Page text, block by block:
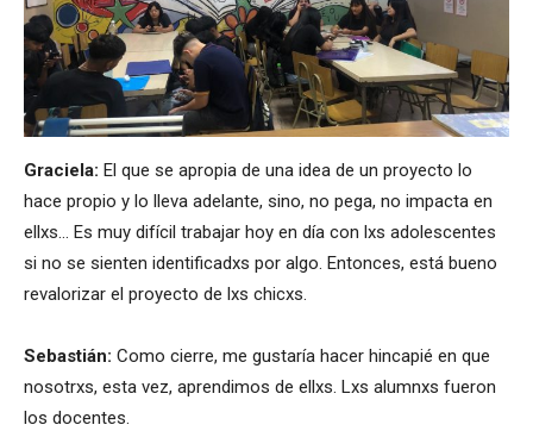
Graciela: El que se apropia de una idea de un proyecto lo
hace propio y lo lleva adelante, sino, no pega, no impacta en
ellxs… Es muy difícil trabajar hoy en día con lxs adolescentes
si no se sienten identificadxs por algo. Entonces, está bueno
revalorizar el proyecto de lxs chicxs.
Sebastián: Como cierre, me gustaría hacer hincapié en que
nosotrxs, esta vez, aprendimos de ellxs. Lxs alumnxs fueron
los docentes.